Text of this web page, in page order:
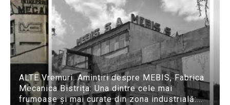
ALTE Vremuri. Amintiri despre MEBIS, Fabrica
Mecanica Bistrița: Una dintre cele mai
frumoase și mai curate din zona industrială:...